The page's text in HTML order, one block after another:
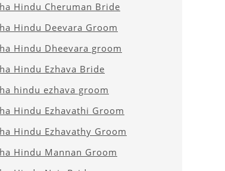
Hindu Cheruman Bride
Hindu Deevara Groom
Hindu Dheevara groom
Hindu Ezhava Bride
hindu ezhava groom
Hindu Ezhavathi Groom
Hindu Ezhavathy Groom
Hindu Mannan Groom